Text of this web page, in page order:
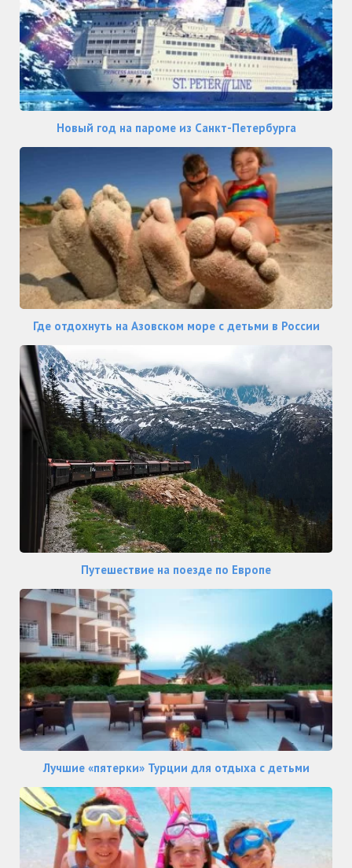
Новый год на пароме из Санкт-Петербурга
Где отдохнуть на Азовском море с детьми в России
Путешествие на поезде по Европе
Лучшие «пятерки» Турции для отдыха с детьми